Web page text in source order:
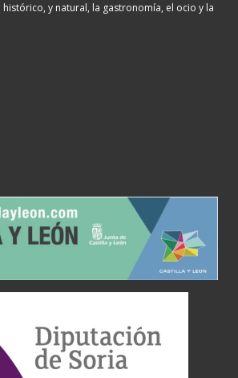
y natural, la gastronomía, el ocio y la